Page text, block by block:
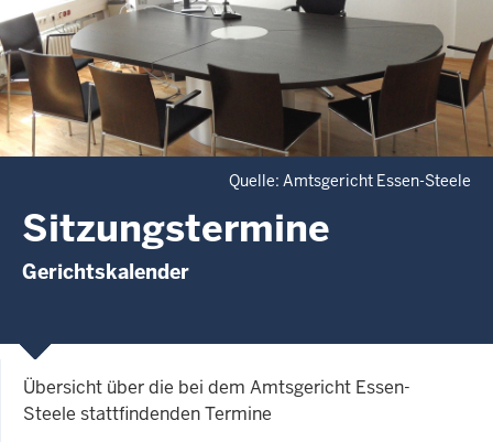
Quelle: Amtsgericht Essen-Steele
Sitzungstermine
Gerichtskalender
Übersicht über die bei dem Amtsgericht Essen-
Steele stattfindenden Termine